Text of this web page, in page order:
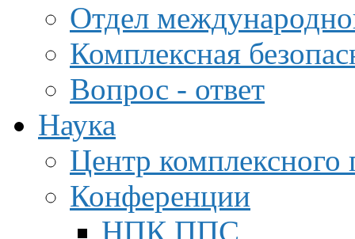
Отдел
Комплексная
Вопрос - ответ
Наука
Центр
Конференции
НПК ППС